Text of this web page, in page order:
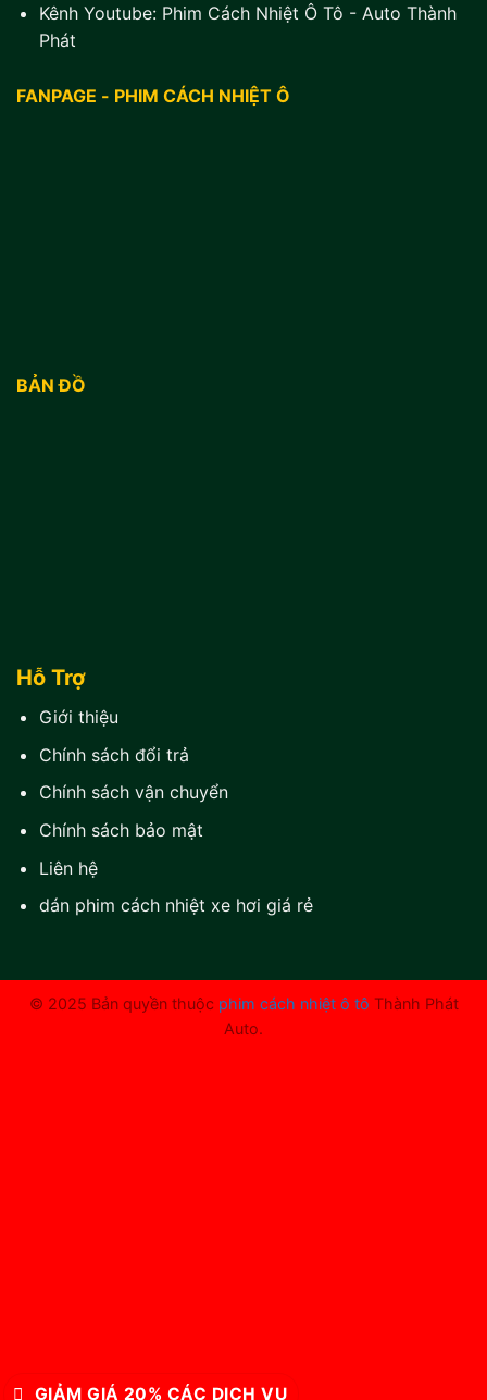
Kênh Youtube: Phim Cách Nhiệt Ô Tô - Auto Thành
Phát
FANPAGE - PHIM CÁCH NHIỆT Ô
BẢN ĐỒ
Hỗ Trợ
Giới thiệu
Chính sách đổi trả
Chính sách vận chuyển
Chính sách bảo mật
Liên hệ
dán phim cách nhiệt xe hơi giá rẻ
GIẢM GIÁ 20% CÁC DỊCH VỤ
© 2025 Bản quyền thuộc phim cách nhiệt ô tô Thành Phát
Auto.